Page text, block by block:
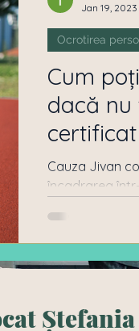
Persoane Juridice
Cum
dacă nu ți-a
de
Cauza Jivan
încadrarea
Ocrotirea
Jan 19, 2023
Ștefania